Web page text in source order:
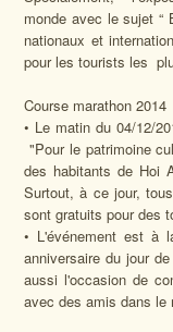
monde avec le sujet “
nationaux et
pour les tourists les
Course marathon 2014
• Le matin du 04/12/
"Pour le patrimoine
des habitants de Hoi
Surtout, à ce jour,
sont gratuits pour des
• L'événement est à
anniversaire du jour
aussi l'occasion de
avec des amis dans le